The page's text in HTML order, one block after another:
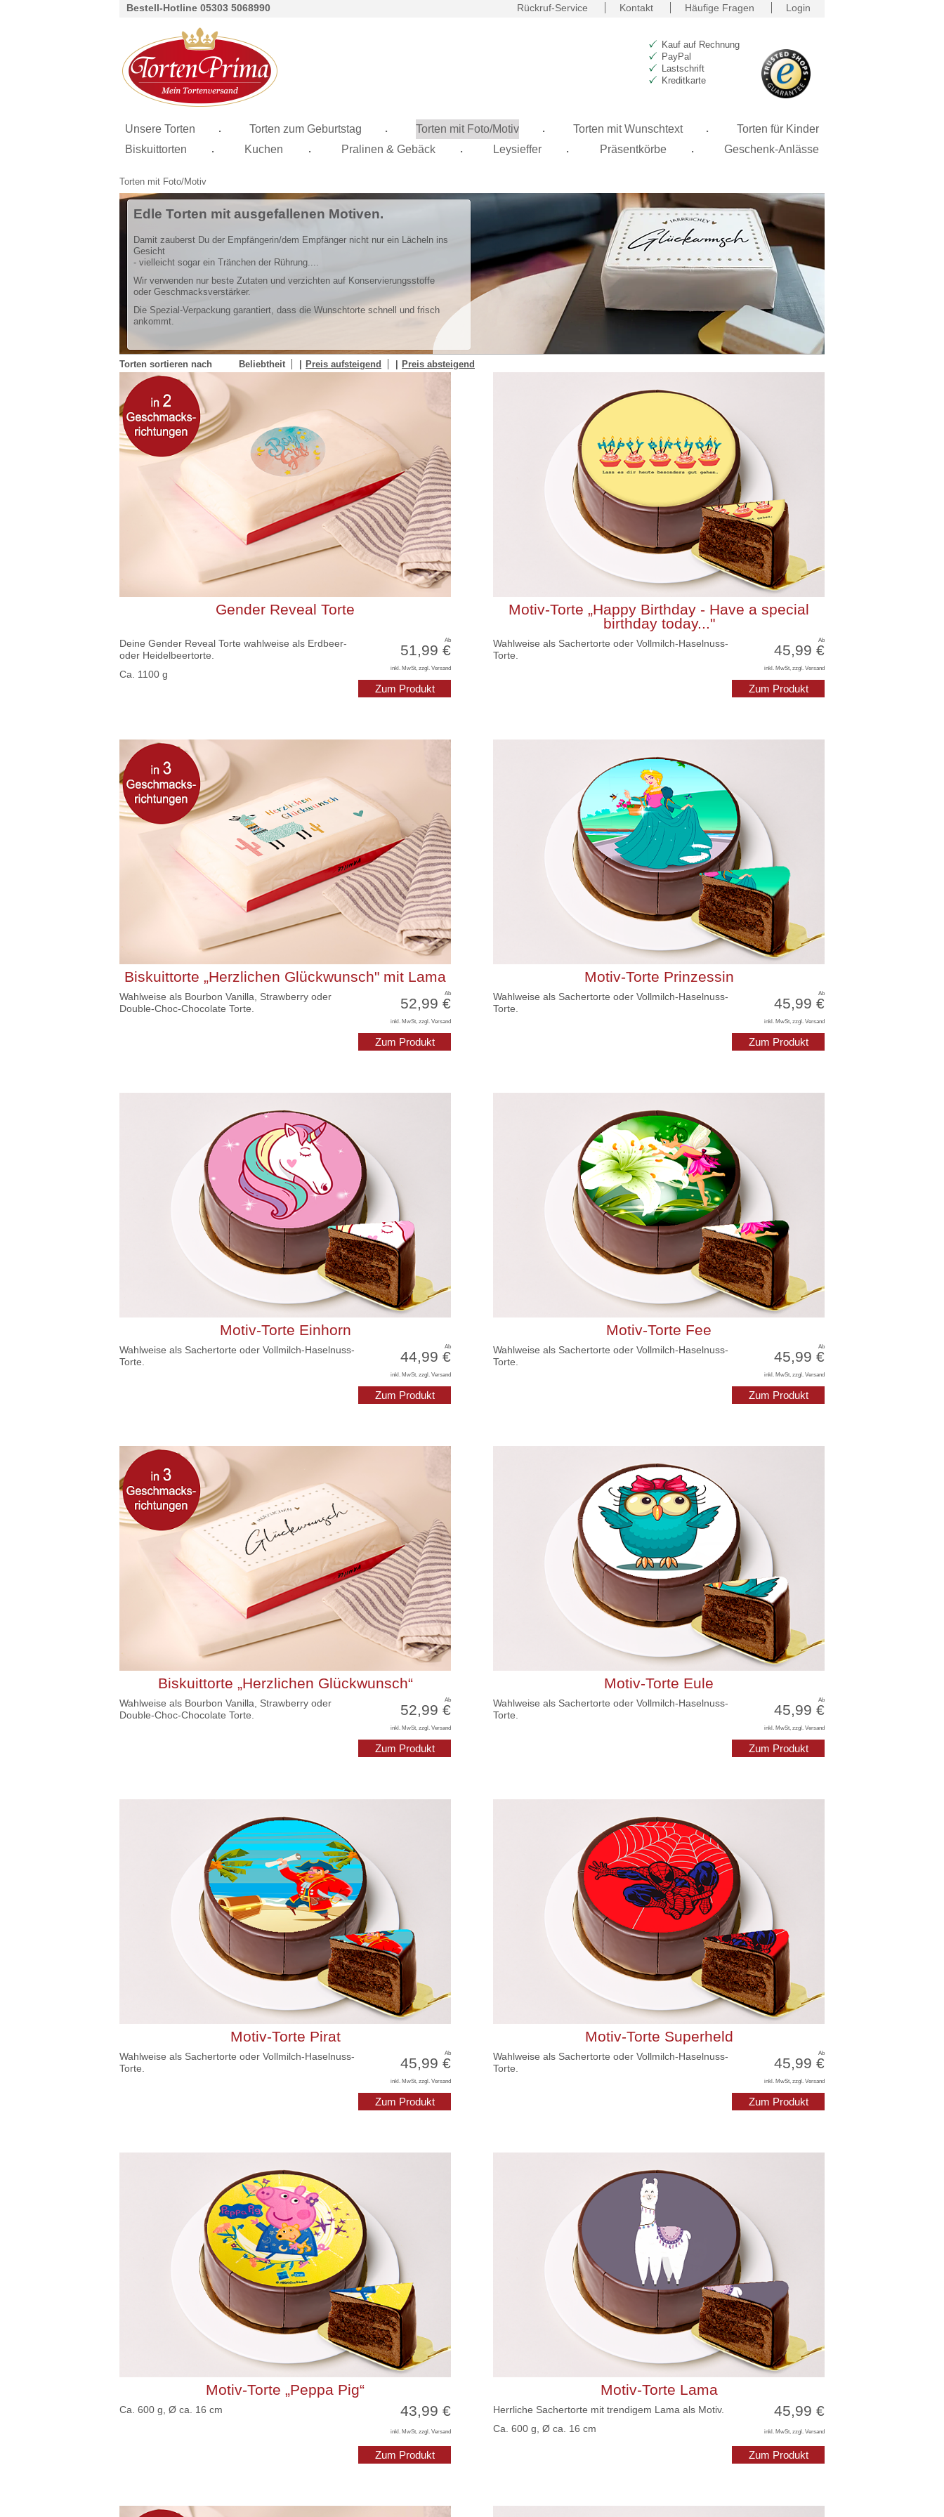
Bestell-Hotline 05303 5068990 Rückruf-Service Kontakt Häufige Fragen Login
Kauf auf Rechnung
PayPal
Lastschrift
Kreditkarte
Unsere Torten . Torten zum Geburtstag . Torten mit Foto/Motiv . Torten mit Wunschtext .
Torten für Kinder
Biskuittorten
. Kuchen . Pralinen & Gebäck . Leysieffer . Präsentkörbe . Geschenk-Anlässe
Torten mit Foto/Motiv
Edle Torten mit ausgefallenen Motiven.
Damit zauberst Du der Empfängerin/dem Empfänger nicht nur ein Lächeln ins
Gesicht
- vielleicht sogar ein Tränchen der Rührung....
Wir verwenden nur beste Zutaten und verzichten auf Konservierungsstoffe
oder Geschmacksverstärker.
Die Spezial-Verpackung garantiert, dass die Wunschtorte schnell und frisch
ankommt.
Torten sortieren nach Beliebtheit Preis aufsteigend Preis absteigend
Gender Reveal Torte
Deine Gender Reveal Torte wahlweise als Erdbeer-
oder Heidelbeertorte.
Ca. 1100 g
Ab
51,99 €
inkl. MwSt, zzgl. Versand
Zum Produkt
Motiv-Torte „Happy Birthday - Have a special
birthday today..."
Wahlweise als Sachertorte oder Vollmilch-Haselnuss-
Torte.
Ab
45,99 €
inkl. MwSt, zzgl. Versand
Zum Produkt
Biskuittorte „Herzlichen Glückwunsch" mit Lama
Wahlweise als Bourbon Vanilla, Strawberry oder
Double-Choc-Chocolate Torte.
Ab
52,99 €
inkl. MwSt, zzgl. Versand
Zum Produkt
Motiv-Torte Prinzessin
Wahlweise als Sachertorte oder Vollmilch-Haselnuss-
Torte.
Ab
45,99 €
inkl. MwSt, zzgl. Versand
Zum Produkt
Motiv-Torte Einhorn
Wahlweise als Sachertorte oder Vollmilch-Haselnuss-
Torte.
Ab
44,99 €
inkl. MwSt, zzgl. Versand
Zum Produkt
Motiv-Torte Fee
Wahlweise als Sachertorte oder Vollmilch-Haselnuss-
Torte.
Ab
45,99 €
inkl. MwSt, zzgl. Versand
Zum Produkt
Biskuittorte „Herzlichen Glückwunsch“
Wahlweise als Bourbon Vanilla, Strawberry oder
Double-Choc-Chocolate Torte.
Ab
52,99 €
inkl. MwSt, zzgl. Versand
Zum Produkt
Motiv-Torte Eule
Wahlweise als Sachertorte oder Vollmilch-Haselnuss-
Torte.
Ab
45,99 €
inkl. MwSt, zzgl. Versand
Zum Produkt
Motiv-Torte Pirat
Wahlweise als Sachertorte oder Vollmilch-Haselnuss-
Torte.
Ab
45,99 €
inkl. MwSt, zzgl. Versand
Zum Produkt
Motiv-Torte Superheld
Wahlweise als Sachertorte oder Vollmilch-Haselnuss-
Torte.
Ab
45,99 €
inkl. MwSt, zzgl. Versand
Zum Produkt
Motiv-Torte „Peppa Pig“
Ca. 600 g, Ø ca. 16 cm 43,99 €
inkl. MwSt, zzgl. Versand
Zum Produkt
Motiv-Torte Lama
Herrliche Sachertorte mit trendigem Lama als Motiv.
Ca. 600 g, Ø ca. 16 cm
45,99 €
inkl. MwSt, zzgl. Versand
Zum Produkt